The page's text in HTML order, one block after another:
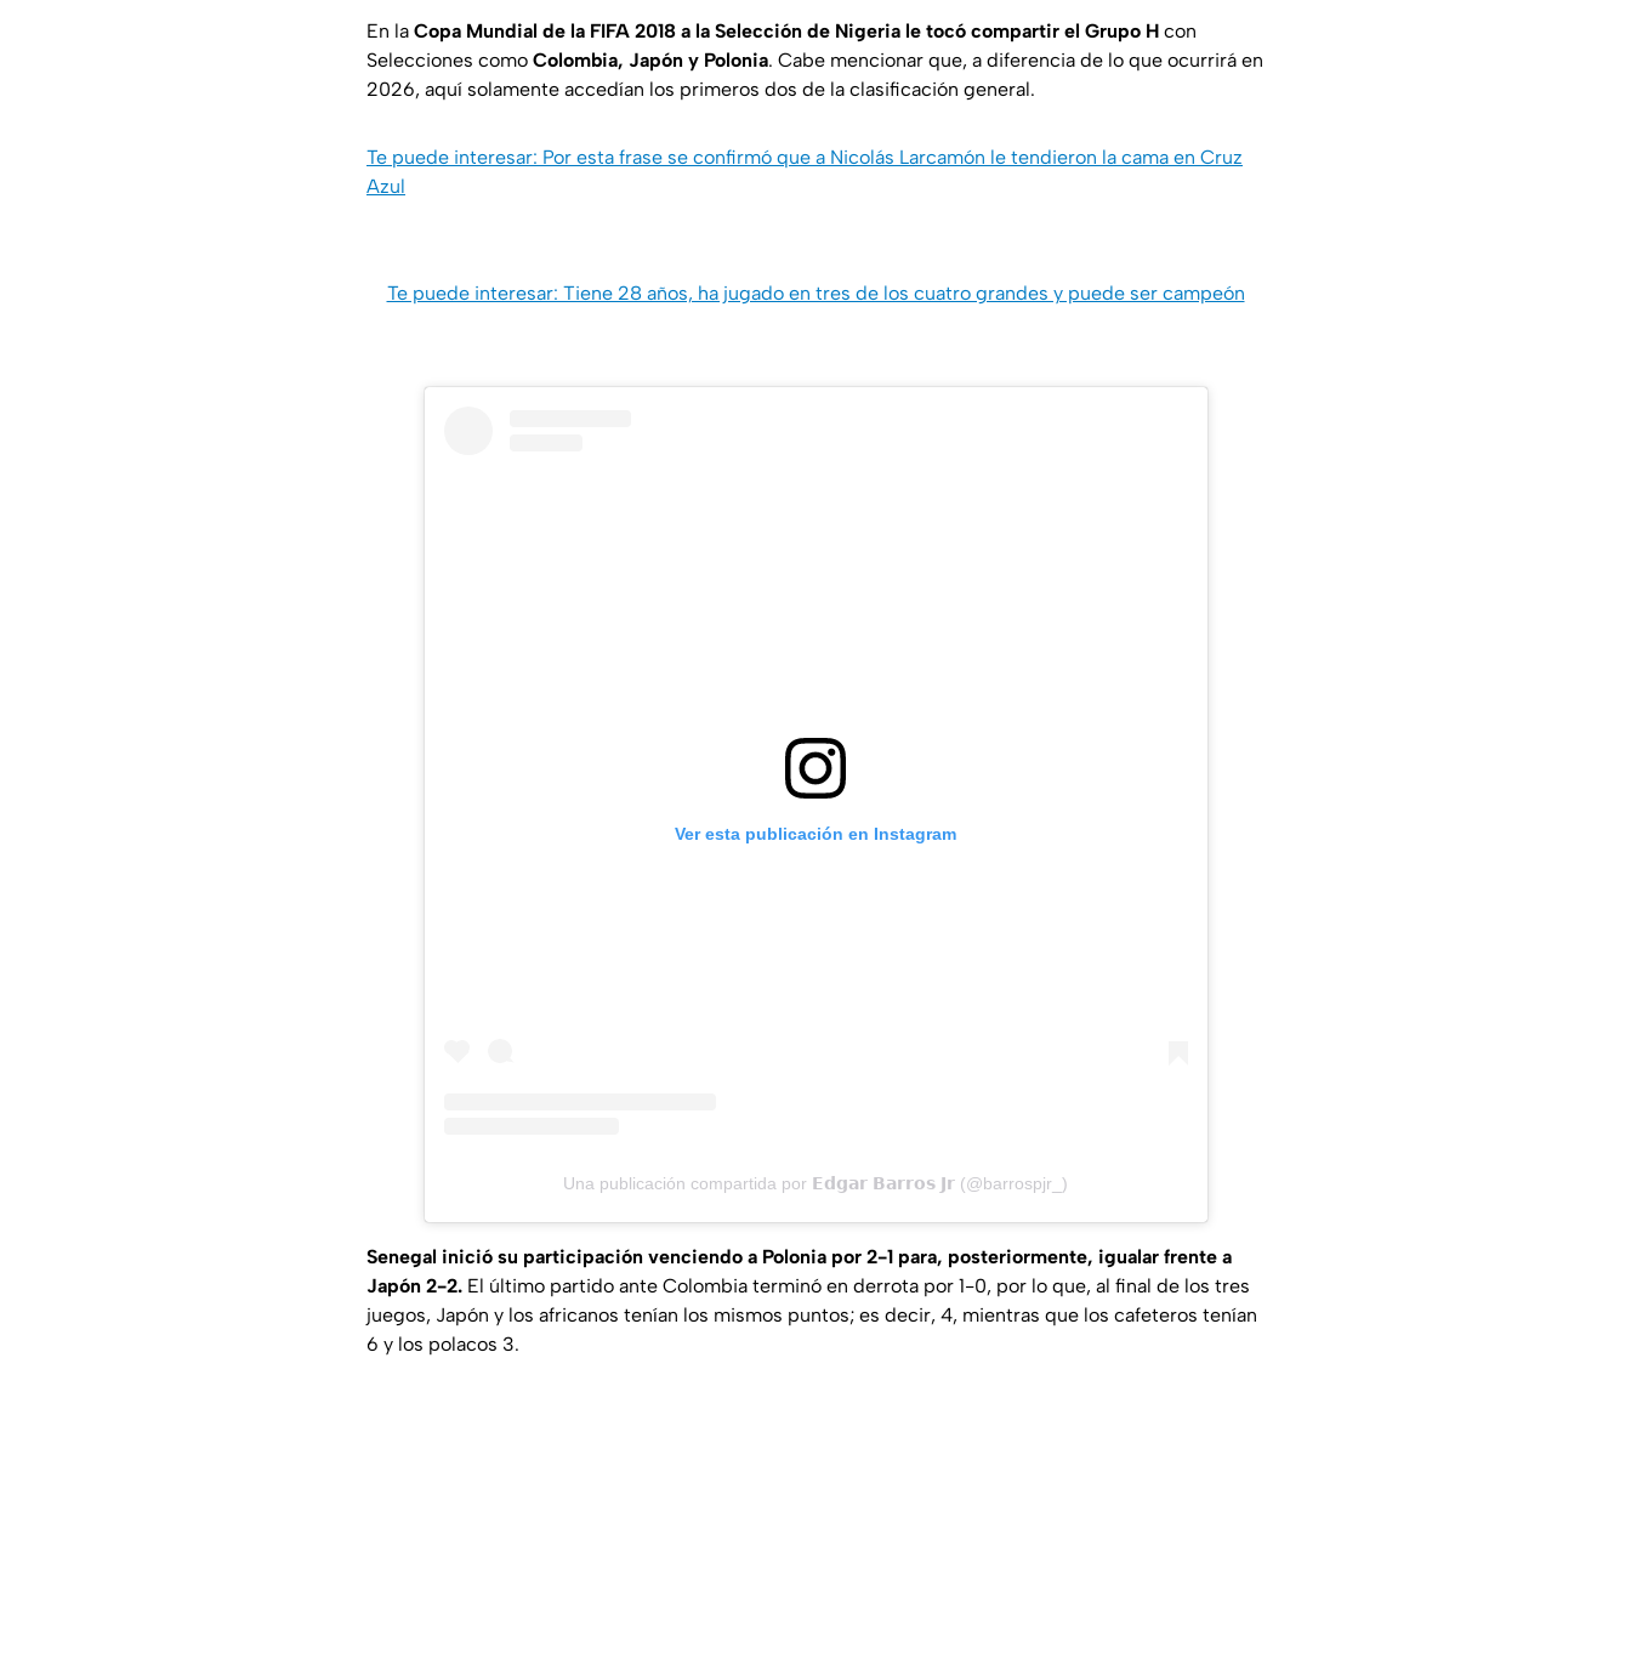
En la Copa Mundial de la FIFA 2018 a la Selección de Nigeria le tocó compartir el Grupo H con
Selecciones como Colombia, Japón y Polonia. Cabe mencionar que, a diferencia de lo que ocurrirá en
2026, aquí solamente accedían los primeros dos de la clasificación general.
Te puede interesar: Por esta frase se confirmó que a Nicolás Larcamón le tendieron la cama en Cruz
Azul
Te puede interesar: Tiene 28 años, ha jugado en tres de los cuatro grandes y puede ser campeón
Ver esta publicación en Instagram
Una publicación compartida por 𝗘𝗱𝗴𝗮𝗿 𝗕𝗮𝗿𝗿𝗼𝘀 𝗝𝗿 (@barrospjr_)
Senegal inició su participación venciendo a Polonia por 2-1 para, posteriormente, igualar frente a
Japón 2-2. El último partido ante Colombia terminó en derrota por 1-0, por lo que, al final de los tres
juegos, Japón y los africanos tenían los mismos puntos; es decir, 4, mientras que los cafeteros tenían
6 y los polacos 3.